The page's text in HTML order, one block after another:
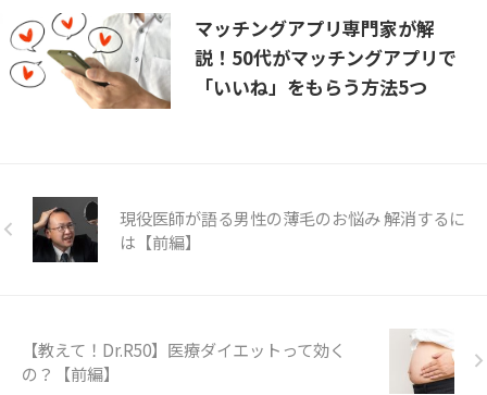
マッチングアプリ専門家が解
説！50代がマッチングアプリで
「いいね」をもらう方法5つ
現役医師が語る男性の薄毛のお悩み 解消するに
は【前編】
【教えて！Dr.R50】医療ダイエットって効く
の？【前編】